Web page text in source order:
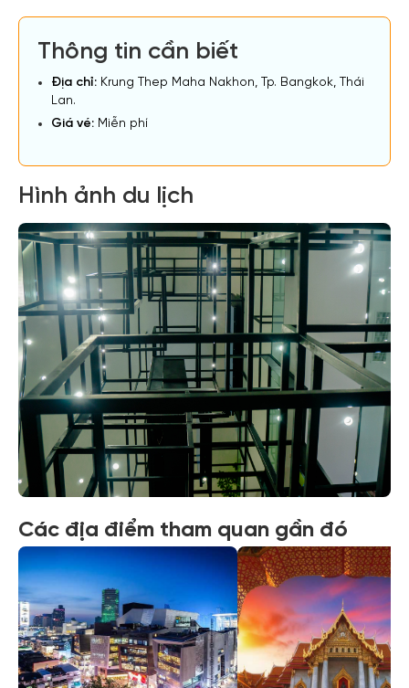
Thông tin cần biết
Địa chỉ: Krung Thep Maha Nakhon, Tp. Bangkok, Thái
Lan.
Giá vé: Miễn phí
Hình ảnh du lịch
Các địa điểm tham quan gần đó